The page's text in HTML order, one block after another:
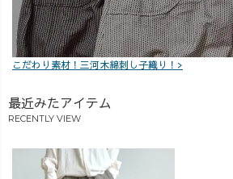
こだわり素材！三河木綿刺し子織り！>
最近みたアイテム
RECENTLY VIEW